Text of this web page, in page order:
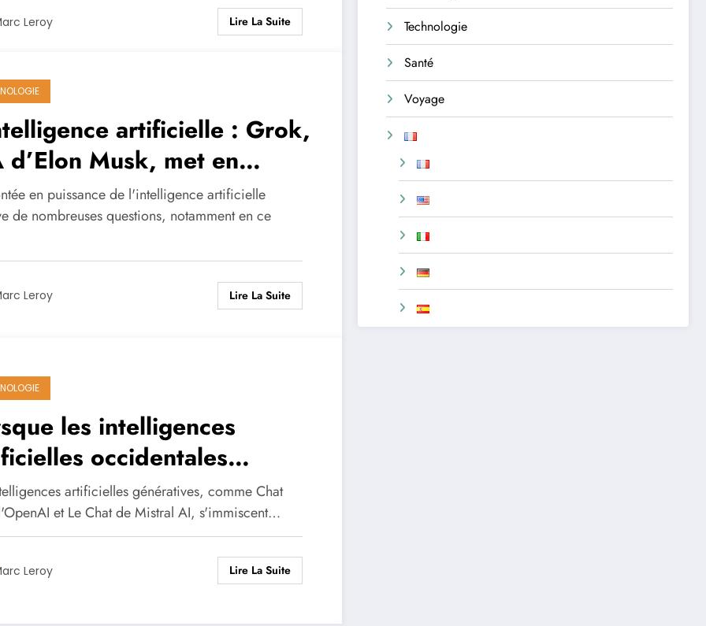
Leroy Lire La Suite
artificielle : Grok,
d’Elon Musk, met en
la désinformation
en puissance de l'intelligence artificielle
de nombreuses questions, notamment en ce
Leroy Lire La Suite
les intelligences
occidentales
des vecteurs de
russe
artificielles génératives, comme Chat
et Le Chat de Mistral AI, s'immiscent…
Leroy Lire La Suite
Technologie
Santé
Voyage